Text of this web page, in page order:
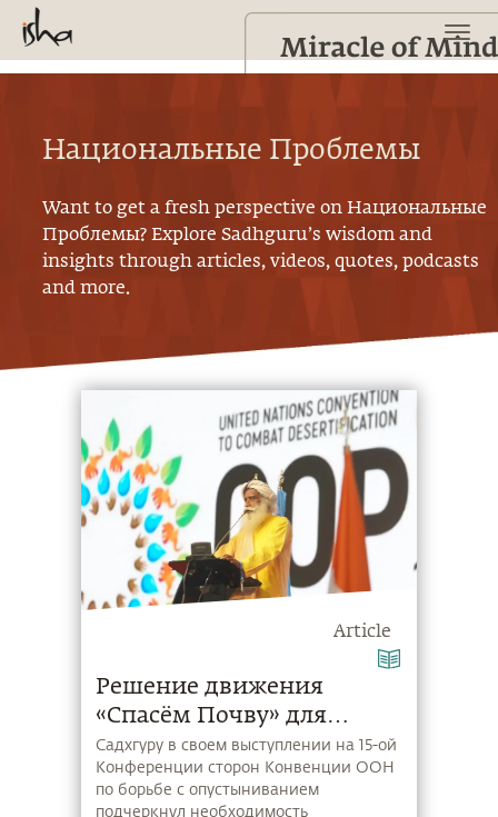
Национальные Проблемы
Want to get a fresh perspective onНациональные
Проблемы? Explore Sadhguru’s wisdom and
insights through articles, videos, quotes, podcasts
and more.
Article
Решение движения
«Спасём Почву» для
предотвращения
глобальной деградации
сельскохозяйственных
Садхгуру в своем выступлении на 15-ой
Конференции сторон Конвенции ООН
по борьбе с опустыниванием
подчеркнул необходимость